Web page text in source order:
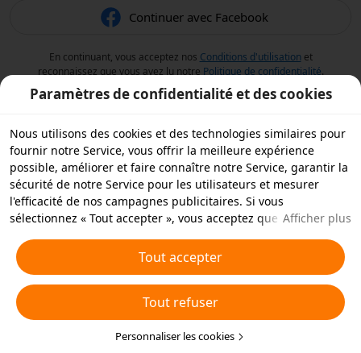
Continuer avec Facebook
En continuant, vous acceptez nos Conditions d'utilisation et
reconnaissez que vous avez lu notre Politique de confidentialité.
Paramètres de confidentialité et des cookies
Nous utilisons des cookies et des technologies similaires pour
fournir notre Service, vous offrir la meilleure expérience
possible, améliorer et faire connaître notre Service, garantir la
sécurité de notre Service pour les utilisateurs et mesurer
l'efficacité de nos campagnes publicitaires. Si vous
sélectionnez « Tout accepter », vous acceptez que nous et nos
similaires sur votre appareil à des fins publicitaires. Vous
pouvez aussi « rejeter tous » les cookies non essentiels ou
choisir les types de cookies que vous souhaitez accepter ou
rejeter à tout moment dans vos paramètres de confidentialité
ou en cliquant sur « Personnaliser les cookies » ci-dessous.
Pour plus de détails, consultez notrePolitique relative aux
Afficher plus
Tout accepter
Tout refuser
Personnaliser les cookies